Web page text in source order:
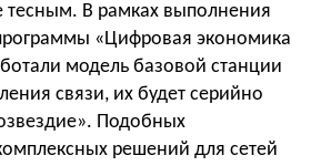
тесным. В рамках выполнения
«Цифровая экономика
модель базовой станции
связи, их будет серийно
Подобных
решений для сетей